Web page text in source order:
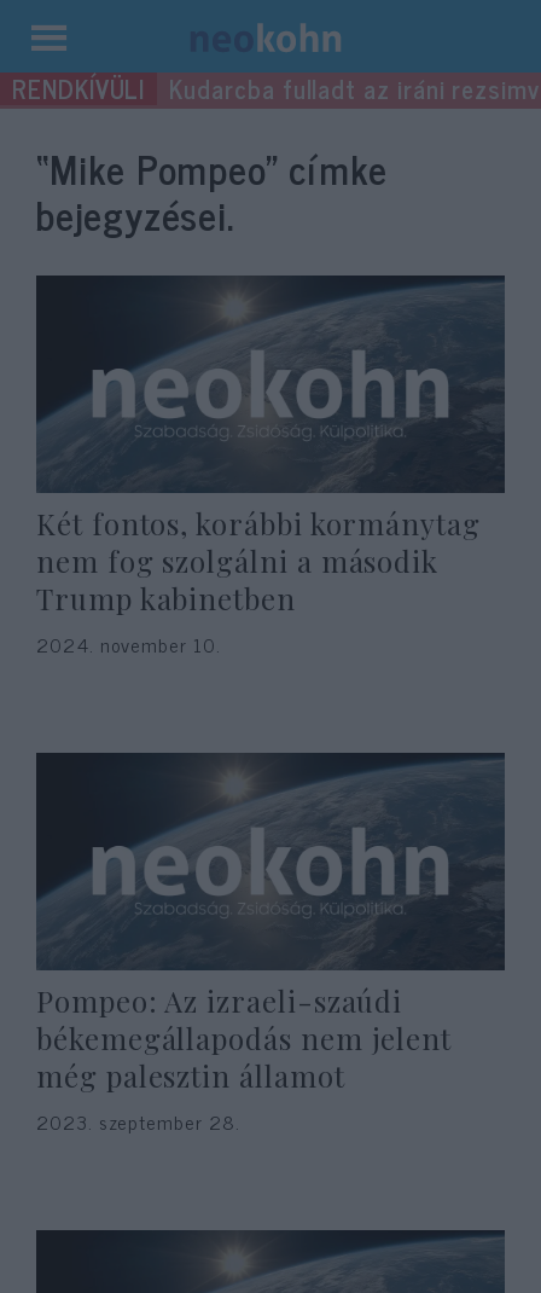
Kilépés
a Kudarcba fulladt az iráni
“Mike Pompeo” címke
bejegyzései.
Két fontos, korábbi kormánytag
nem fog szolgálni a második
Trump kabinetben
2024. november 10.
Pompeo: Az izraeli-szaúdi
békemegállapodás nem jelent
még palesztin államot
2023. szeptember 28.